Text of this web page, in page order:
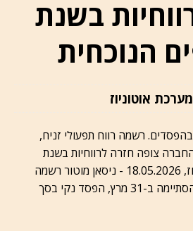
בשנת
הנוכחית
מערכת אוטוניוז
רשמה רווח תפעולי זניח,
צופה חזרה לרווחיות בשנת
הכספים הנוכחית. אוטוניוז, 18.05.2026 - ניסאן מוטור רשמה
בשנת הכספים 2025, שהסתיימה ב-31 מרץ, הפסד נקי בסך